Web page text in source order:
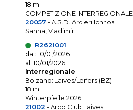
18 m
COMPETIZIONE INTERREGIONALE
20057 - A.S.D. Arcieri Ichnos
Sanna, Vladimir
R2621001
dal: 10/01/2026
al: 10/01/2026
Interregionale
Bolzano: Laives/Leifers (BZ)
18 m
Winterpfeile 2026
21002 - Arco Club Laives